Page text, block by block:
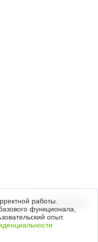
Подписаться
труда
работы.
функционала,
опыт.